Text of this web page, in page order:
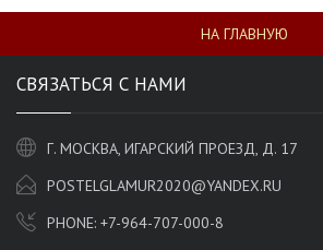
НА ГЛАВНУЮ
СВЯЗАТЬСЯ С НАМИ
Г. МОСКВА, ИГАРСКИЙ ПРОЕЗД, Д. 17
POSTELGLAMUR2020@YANDEX.RU
PHONE: +7-964-707-000-8